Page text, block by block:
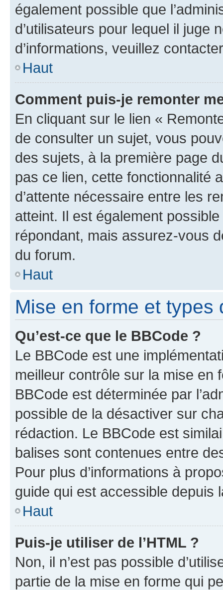
également possible que
d’utilisateurs pour lequel il juge
d’informations, veuillez
Haut
Comment puis-je remonter
En cliquant sur le lien «
de consulter un sujet, vous
des sujets, à la première page
pas ce lien, cette fonctionnalité
d’attente nécessaire entre les
atteint. Il est également
répondant, mais assurez-vous
du forum.
Haut
Mise en forme et types
Qu’est-ce que le BBCode ?
Le BBCode est une
meilleur contrôle sur la mise en
BBCode est déterminée par
possible de la désactiver sur
rédaction. Le BBCode est
balises sont contenues entre
Pour plus d’informations à
guide qui est accessible depuis
Haut
Puis-je utiliser de l’HTML ?
Non, il n’est pas possible
partie de la mise en forme qui